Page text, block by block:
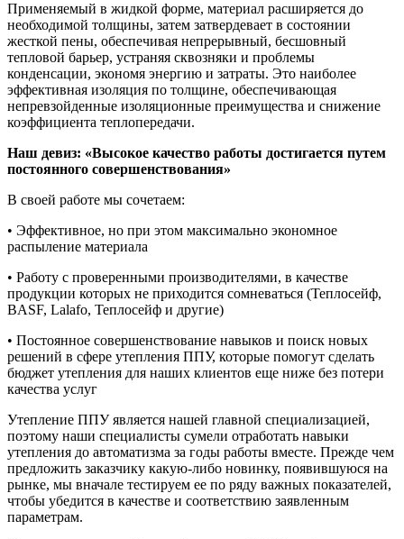
Применяемый в жидкой форме, материал расширяется до
необходимой толщины, затем затвердевает в состоянии
жесткой пены, обеспечивая непрерывный, бесшовный
тепловой барьер, устраняя сквозняки и проблемы
конденсации, экономя энергию и затраты. Это наиболее
эффективная изоляция по толщине, обеспечивающая
непревзойденные изоляционные преимущества и снижение
коэффициента теплопередачи.
Наш девиз: «Высокое качество работы достигается путем
постоянного совершенствования»
В своей работе мы сочетаем:
• Эффективное, но при этом максимально экономное
распыление материала
• Работу с проверенными производителями, в качестве
продукции которых не приходится сомневаться (Теплосейф,
BASF, Lalafo, Теплосейф и другие)
• Постоянное совершенствование навыков и поиск новых
решений в сфере утепления ППУ, которые помогут сделать
бюджет утепления для наших клиентов еще ниже без потери
качества услуг
Утепление ППУ является нашей главной специализацией,
поэтому наши специалисты сумели отработать навыки
утепления до автоматизма за годы работы вместе. Прежде чем
предложить заказчику какую-либо новинку, появившуюся на
рынке, мы вначале тестируем ее по ряду важных показателей,
чтобы убедится в качестве и соответствию заявленным
параметрам.